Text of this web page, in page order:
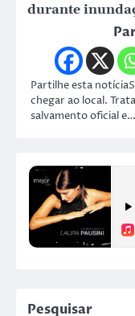
durante
Partilhe esta
chegar ao local.
salvamento oficial e…
Pesquisar